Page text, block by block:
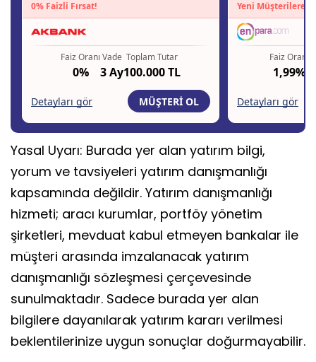
Yasal Uyarı: Burada yer alan yatırım bilgi,
yorum ve tavsiyeleri yatırım danışmanlığı
kapsamında değildir. Yatırım danışmanlığı
hizmeti; aracı kurumlar, portföy yönetim
şirketleri, mevduat kabul etmeyen bankalar ile
müşteri arasında imzalanacak yatırım
danışmanlığı sözleşmesi çerçevesinde
sunulmaktadır. Sadece burada yer alan
bilgilere dayanılarak yatırım kararı verilmesi
beklentilerinize uygun sonuçlar doğurmayabilir.